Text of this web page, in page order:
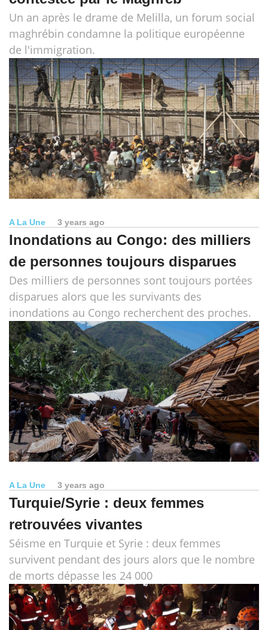
Un an après le drame de Melilla, un forum social
maghrébin condamne la politique européenne
de l'immigration.
A La Une 3 years ago
Inondations au Congo: des milliers
de personnes toujours disparues
Des milliers de personnes sont toujours portées
disparues alors que les survivants des
inondations au Congo recherchent des proches.
A La Une 3 years ago
Turquie/Syrie : deux femmes
retrouvées vivantes
Séisme en Turquie et Syrie : deux femmes
survivent pendant des jours alors que le nombre
de morts dépasse les 24 000